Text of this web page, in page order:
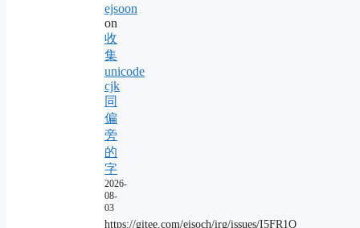
ejsoon
on
收
集
unicode
cjk
同
偏
旁
的
字
2026-
08-
03
https://gitee.com/eisoch/irg/issues/I5FR1Q